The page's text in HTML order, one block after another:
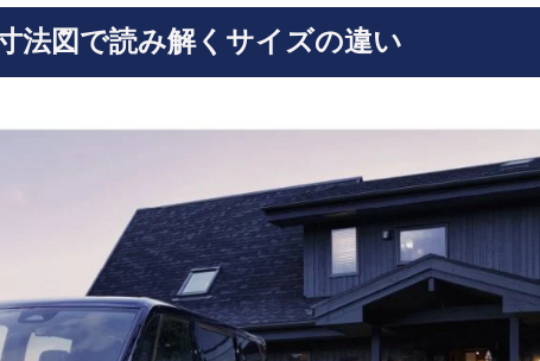
法図で読み解くサイズの違い